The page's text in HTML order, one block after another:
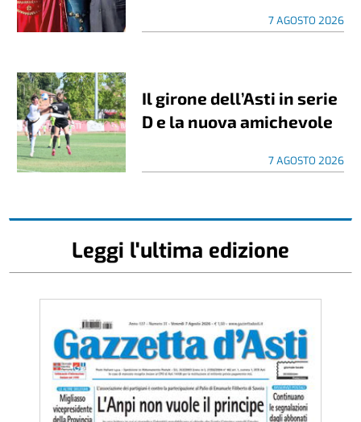
7 AGOSTO 2026
Il girone dell’Asti in serie
D e la nuova amichevole
7 AGOSTO 2026
Leggi l'ultima edizione